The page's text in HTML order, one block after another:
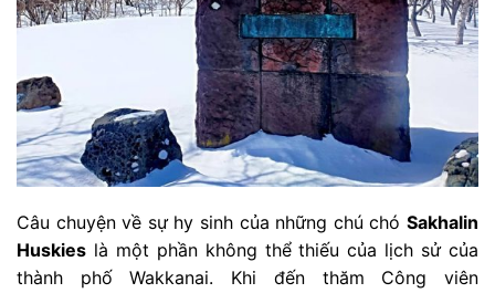
Câu chuyện về sự hy sinh của những chú chó Sakhalin
Huskies là một phần không thể thiếu của lịch sử của
thành phố Wakkanai. Khi đến thăm Công viên